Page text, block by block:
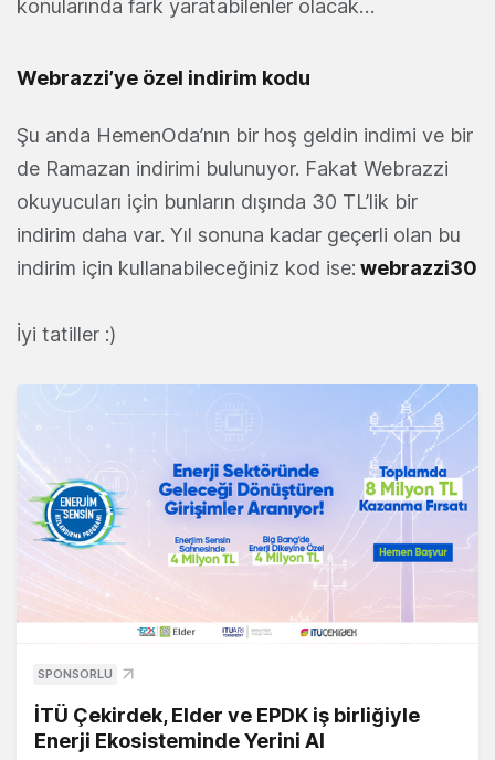
konularında fark yaratabilenler olacak…
Webrazzi’ye özel indirim kodu
Şu anda HemenOda’nın bir hoş geldin indimi ve bir
de Ramazan indirimi bulunuyor. Fakat Webrazzi
okuyucuları için bunların dışında 30 TL’lik bir
indirim daha var. Yıl sonuna kadar geçerli olan bu
indirim için kullanabileceğiniz kod ise: webrazzi30
İyi tatiller :)
SPONSORLU
İTÜ Çekirdek, Elder ve EPDK iş birliğiyle
Enerji Ekosisteminde Yerini Al